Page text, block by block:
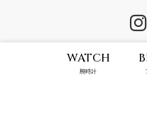
© 2026 株式会社
WATCH
腕時計